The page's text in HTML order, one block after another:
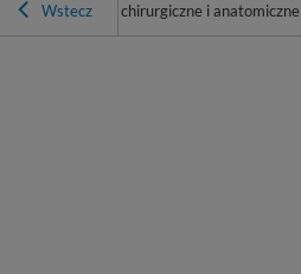
Wstecz
Narzędzia chirurgiczne i anatomiczne